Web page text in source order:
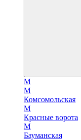
М
М
Комсомольская
М
Красные ворота
М
Бауманская